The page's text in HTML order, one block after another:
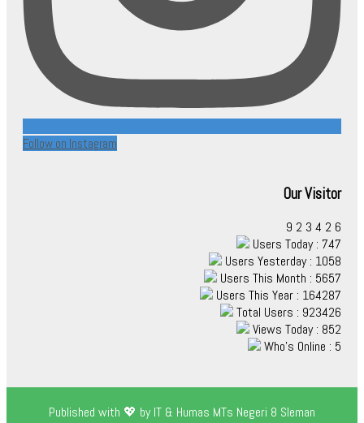
Follow on Instagram
Our Visitor
9 2 3 4 2 6
Users Today : 747
Users Yesterday : 1058
Users This Month : 5657
Users This Year : 164287
Total Users : 923426
Views Today : 852
Who's Online : 5
Published with 💖 by IT & Humas MTs Negeri 8 Sleman